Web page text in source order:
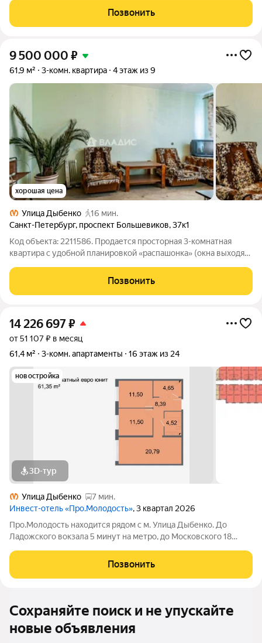
расположены крупные гипермаркеты Перекрёсток, Максидом,
Окей, Петрович. Пешком можно
Позвонить
9 500 000 ₽
61,9 м² 3-комн. квартира 4 этаж из 9
хорошая цена
Улица Дыбенко
16 мин.
Санкт-Петербург, проспект Большевиков,37к1
Код объекта: 2211586. Продается просторная 3-комнатная
квартира с удобной планировкой «распашонка» (окна выходят
кв. м, кухня - 9,8 кв. м., 1 комната - 10.2 кв. м., 2 комната - 12,2 кв.
Позвонить
14 226 697₽
от 51 107 ₽ в месяц
61,4 м²
3-комн. апартаменты 16 этаж из 24
новостройка
3D-тур
Улица Дыбенко
7 мин.
Инвест-отель «Про.Молодость», 3 квартал 2026
Про.Молодость находится рядом с м. Улица Дыбенко. До
Ладожского вокзала 5 минут на метро, до Московского 18
расположены крупные гипермаркеты Перекрёсток, Максидом,
Окей, Петрович. Пешком можно
Позвонить
Сохраняйте поиск и не упускайте
новые объявления